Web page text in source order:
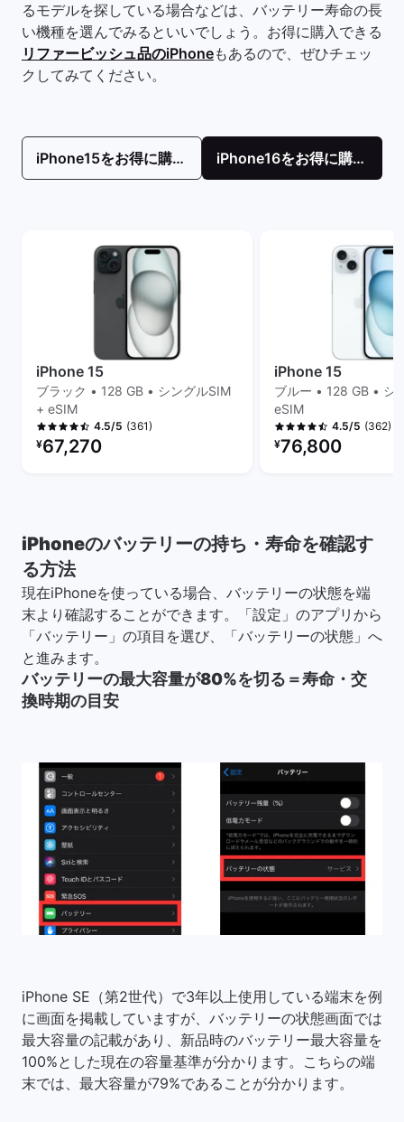
るモデルを探している場合などは、バッテリー寿命の長
い機種を選んでみるといいでしょう。お得に購入できる
リファービッシュ品のiPhoneもあるので、ぜひチェッ
クしてみてください。
iPhone15をお得に購入！ iPhone16をお得に購入！
iPhone 15
ブラック • 128 GB • シングルSIM
+ eSIM
4.5/5 (361)
リファービッシュ品の価格：
¥67,270
iPhone 15
ブルー • 128 GB • シ
eSIM
4.5/5 (362)
リファービッシュ品の
¥76,800
iPhoneのバッテリーの持ち・寿命を確認す
る方法
現在iPhoneを使っている場合、バッテリーの状態を端
末より確認することができます。「設定」のアプリから
「バッテリー」の項目を選び、「バッテリーの状態」へ
と進みます。
バッテリーの最大容量が80%を切る＝寿命・交
換時期の目安
iPhone SE（第2世代）で3年以上使用している端末を例
に画面を掲載していますが、バッテリーの状態画面では
最大容量の記載があり、新品時のバッテリー最大容量を
100%とした現在の容量基準が分かります。こちらの端
末では、最大容量が79%であることが分かります。